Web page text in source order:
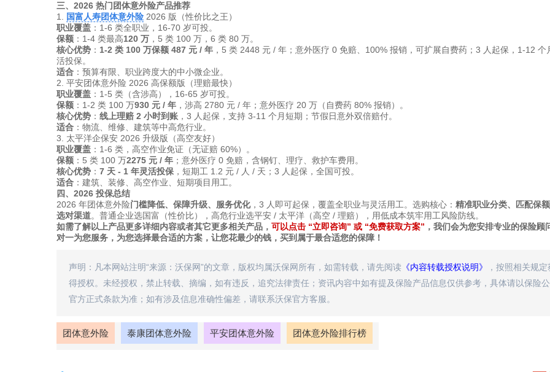
三、2026 热门团体意外险产品推荐
1.
国富人寿团体意外险2026 版（性价比之王）
职业覆盖：1-6 类全职业，16-70 岁可投。
保额：1-4 类最高120 万，5 类 100 万，6 类 80 万。
核心优势： 1-2 类 100 万保额 487 元 / 年，5 类 2448 元 / 年；意外医疗 0 免赔、100% 报销，可扩展自费药；3 人起保，1-12 个
活投保。
适合：预算有限、职业跨度大的中小微企业。
2. 平安团体意外险 2026 高保额版（理赔最快）
职业覆盖：1-5 类（含涉高），16-65 岁可投。
保额：1-2 类 100 万930 元 / 年，涉高 2780 元 / 年；意外医疗 20 万（自费药 80% 报销）。
核心优势： 线上理赔 2 小时到账，3 人起保，支持 3-11 个月短期；节假日意外双倍赔付。
适合：物流、维修、建筑等中高危行业。
3. 太平洋企保安 2026 升级版（高空友好）
职业覆盖：1-6 类，高空作业免证（无证赔 60%）。
保额：5 类 100 万2275 元 / 年；意外医疗 0 免赔，含钢钉、理疗、救护车费用。
核心优势： 7 天 - 1 年灵活投保，短期工 1.2 元 / 人 / 天；3 人起保，全国可投。
适合：建筑、装修、高空作业、短期项目用工。
四、2026 投保总结
2026 年团体意外险门槛降低、保障升级、服务优化，3 人即可起保，覆盖全职业与灵活用工。选购核心： 精准职业分类、匹配保
选对渠道。普通企业选国富（性价比），高危行业选平安 / 太平洋（高空 / 理赔），用低成本筑牢用工风险防线。
如需了解以上产品更多详细内容或者其它更多相关产品， 可以点击 “立即咨询” 或 “免费获取方案” ，我们会为您安排专业的保险顾
对一为您服务，为您选择最合适的方案，让您花最少的钱，买到属于最合适您的保障！
声明：凡本网站注明“来源：沃保网”的文章，版权均属沃保网所有，如需转载，请先阅读《内容转载授权说明》
，按照相关规定
得授权。未经授权，禁止转载、摘编，如有违反，追究法律责任；资讯内容中如有提及保险产品信息仅供参考，具体请以保险
官方正式条款为准；如有涉及信息准确性偏差，请联系沃保官方客服。
团体意外险 泰康团体意外险 平安团体意外险 团体意外险排行榜